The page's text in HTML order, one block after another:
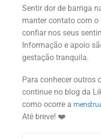
Sentir dor de barriga
manter contato com o
confiar nos seus
Informação e apoio
gestação tranquila.
Para conhecer outros
continue no blog da
como ocorre a
Até breve! ❤️